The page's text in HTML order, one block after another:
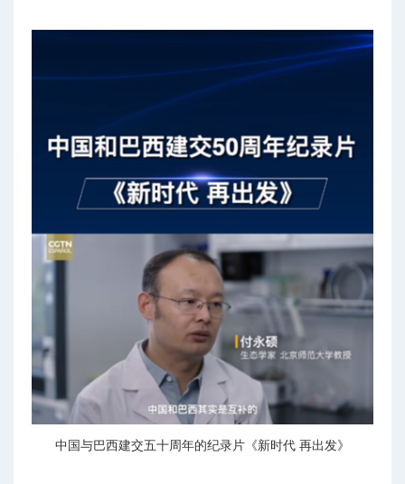
中国与巴西建交五十周年的纪录片《新时代 再出发》